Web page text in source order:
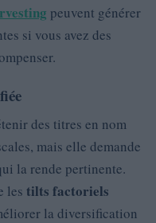
peuvent générer
si vous avez des
des titres en nom
mais elle demande
la rende pertinente.
les tilts factoriels
la diversification